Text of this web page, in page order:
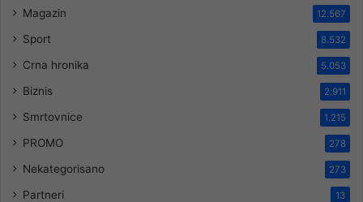
Magazin 12.567
Sport 8.532
Crna hronika 5.053
Biznis 2.911
Smrtovnice 1.215
PROMO 278
Nekategorisano 273
Partneri 13